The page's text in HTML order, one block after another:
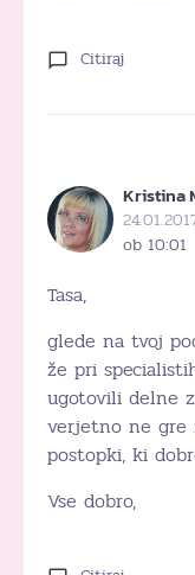
Citiraj
Kristina
ob 10:01
Tasa,
glede na tvoj
že pri
ugotovili delne
verjetno ne gre
postopki, ki
Vse dobro,